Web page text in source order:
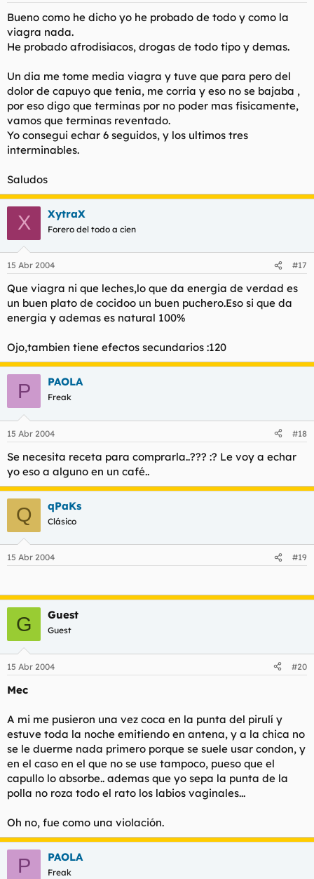
Bueno como he dicho yo he probado de todo y como la
viagra nada.
He probado afrodisiacos, drogas de todo tipo y demas.
Un dia me tome media viagra y tuve que para pero del
dolor de capuyo que tenia, me corria y eso no se bajaba ,
por eso digo que terminas por no poder mas fisicamente,
vamos que terminas reventado.
Yo consegui echar 6 seguidos, y los ultimos tres
interminables.
Saludos
X XytraX
Forero del todo a cien
15 Abr 2004 #17
Que viagra ni que leches,lo que da energia de verdad es
un buen plato de cocidoo un buen puchero.Eso si que da
energia y ademas es natural 100%
Ojo,tambien tiene efectos secundarios :120
P PAOLA
Freak
15 Abr 2004 #18
Se necesita receta para comprarla..??? :? Le voy a echar
yo eso a alguno en un café..
Q qPaKs
Clásico
15 Abr 2004 #19
G Guest
Guest
15 Abr 2004 #20
Mec
A mi me pusieron una vez coca en la punta del pirulí y
estuve toda la noche emitiendo en antena, y a la chica no
se le duerme nada primero porque se suele usar condon, y
en el caso en el que no se use tampoco, pueso que el
capullo lo absorbe.. ademas que yo sepa la punta de la
polla no roza todo el rato los labios vaginales...
Oh no, fue como una violación.
P PAOLA
Freak